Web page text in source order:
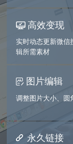
高效变现
实时动态更新微信
辑所需素材
图片编辑
调整图片大小、圆
永久链接